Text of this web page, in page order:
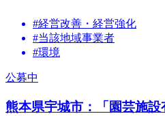
#経営改善・経営強化
#当該地域事業者
#環境
公募中
熊本県宇城市：「園芸施